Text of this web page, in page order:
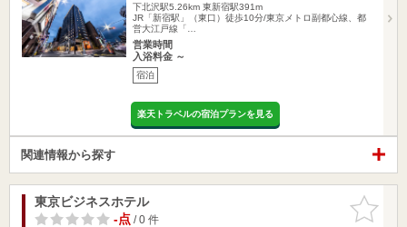
下北沢駅5.26km 東新宿駅391m
JR「新宿駅」（東口）徒歩10分/東京メトロ副都心線、都
営大江戸線「…
営業時間
入浴料金 ～
宿泊
楽天トラベルの宿泊プランを見る
関連情報から探す
お気に入
りに追加
東京ビジネスホテル
-点/ 0 件